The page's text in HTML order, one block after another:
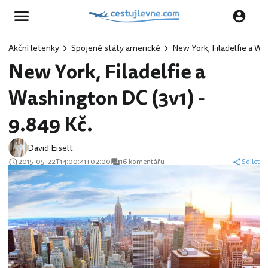
Akční letenky Spojené státy americké New York, Filadelfie a
New York, Filadelfie a
Washington DC (3v1) -
9.849 Kč.
David Eiselt
2015-05-22T14:00:41+02:00 16 komentářů Sdílet